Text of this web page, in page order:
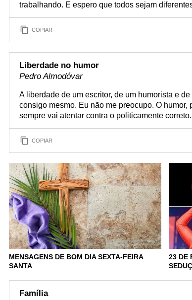
trabalhando. E espero que todos sejam
COPIAR
Liberdade no humor
Pedro Almodóvar
A liberdade de um escritor, de um humorista e
consigo mesmo. Eu não me preocupo. O humor,
sempre vai atentar contra o politicamente correto.
COPIAR
MENSAGENS DE BOM DIA SEXTA-FEIRA
SANTA
23 DE
Família